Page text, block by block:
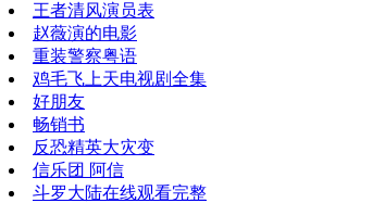
王者清风演员表
赵薇演的电影
重装警察粤语
鸡毛飞上天电视剧全集
好朋友
畅销书
反恐精英大灾变
信乐团 阿信
斗罗大陆在线观看完整